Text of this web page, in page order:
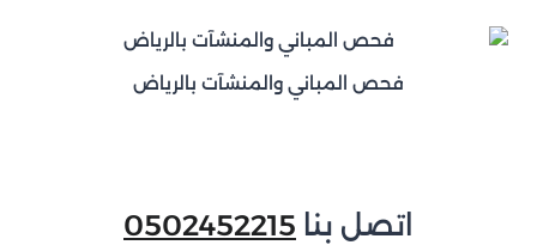
فحص المباني والمنشآت بالرياض
اتصل بنا 0502452215